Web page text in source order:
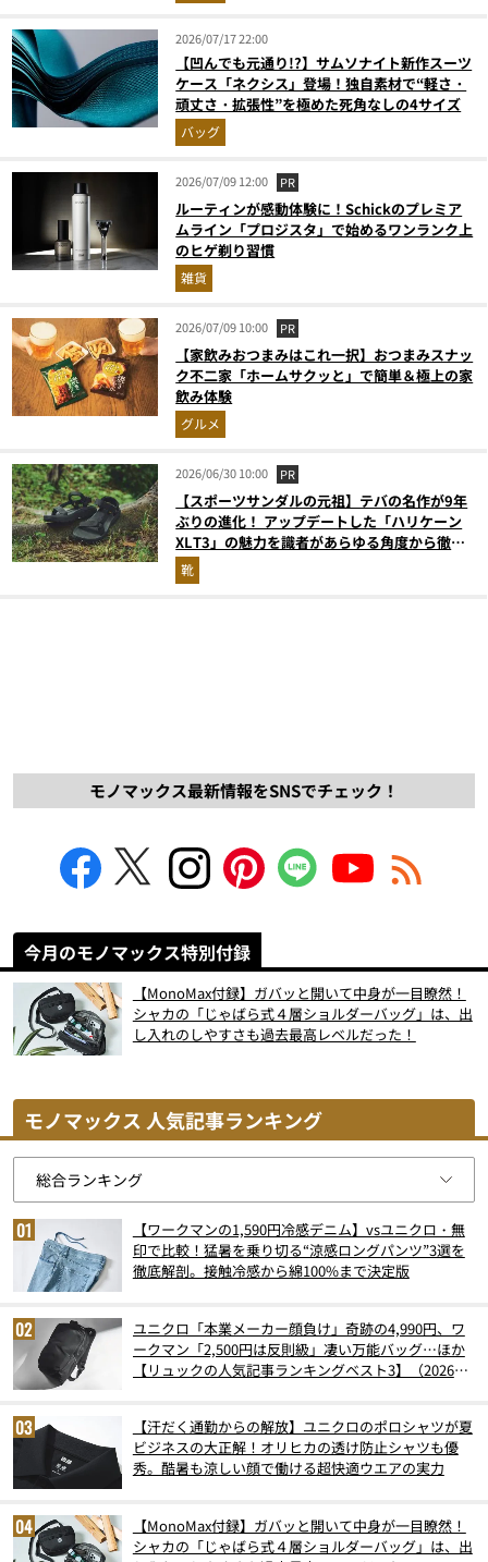
2026/07/17 22:00
【凹んでも元通り!?】サムソナイト新作スーツ
ケース「ネクシス」登場！独自素材で“軽さ・
頑丈さ・拡張性”を極めた死角なしの4サイズ
バッグ
2026/07/09 12:00 PR
ルーティンが感動体験に！Schickのプレミア
ムライン「プロジスタ」で始めるワンランク上
のヒゲ剃り習慣
雑貨
2026/07/09 10:00 PR
【家飲みおつまみはこれ一択】おつまみスナッ
ク不二家「ホームサクッと」で簡単＆極上の家
飲み体験
グルメ
2026/06/30 10:00 PR
【スポーツサンダルの元祖】テバの名作が9年
ぶりの進化！ アップデートした「ハリケーン
XLT3」の魅力を識者があらゆる角度から徹底
解説！
靴
モノマックス最新情報をSNSでチェック！
今月のモノマックス特別付録
【MonoMax付録】ガバッと開いて中身が一目瞭然！
シャカの「じゃばら式４層ショルダーバッグ」は、出
し入れのしやすさも過去最高レベルだった！
モノマックス 人気記事ランキング
【ワークマンの1,590円冷感デニム】vsユニクロ・無
印で比較！猛暑を乗り切る“涼感ロングパンツ”3選を
徹底解剖。接触冷感から綿100%まで決定版
ユニクロ「本業メーカー顔負け」奇跡の4,990円、ワ
ークマン「2,500円は反則級」凄い万能バッグ…ほか
【リュックの人気記事ランキングベスト3】（2026年
【汗だく通勤からの解放】ユニクロのポロシャツが夏
ビジネスの大正解！オリヒカの透け防止シャツも優
秀。酷暑も涼しい顔で働ける超快適ウエアの実力
【MonoMax付録】ガバッと開いて中身が一目瞭然！
シャカの「じゃばら式４層ショルダーバッグ」は、出